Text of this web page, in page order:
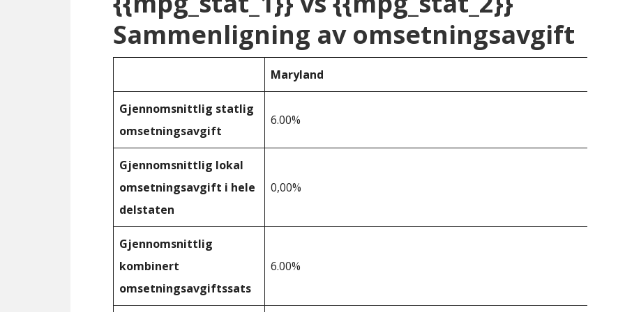
Sammenligning av omsetningsavgift
Maryland
Gjennomsnittlig statlig
omsetningsavgift
6.00%
Gjennomsnittlig lokal
omsetningsavgift i hele
delstaten
0,00%
Gjennomsnittlig
kombinert
omsetningsavgiftssats
6.00%